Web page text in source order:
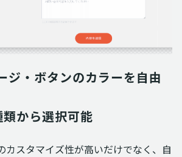
ジ・ボタンのカラーを自由
から選択可能
カスタマイズ性が高いだけでなく、自